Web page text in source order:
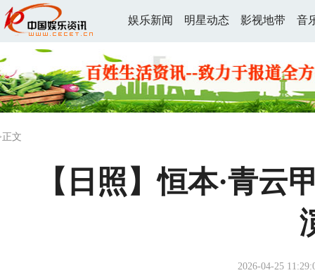
娱乐新闻 明星动态 影视地带 音
文
【日照】恒本·青云
2026-04-25